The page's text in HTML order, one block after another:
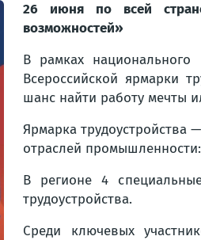
26 июня по всей стране
возможностей»
В рамках
Всероссийской ярмарки
шанс найти работу мечты
Ярмарка трудоустройства
отраслей
В регионе 4
трудоустройства.
Среди ключевых